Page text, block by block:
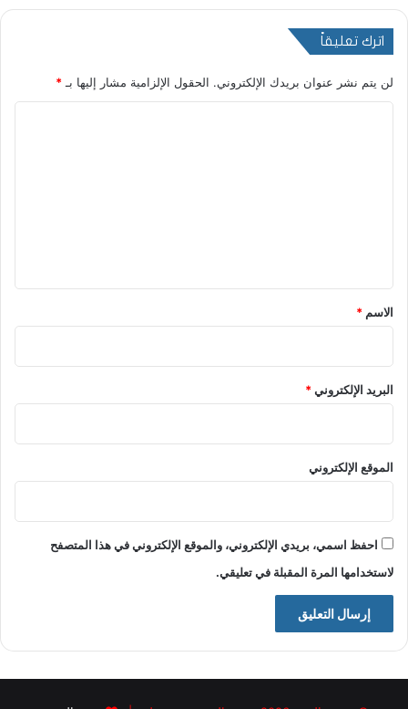
اترك تعليقاً
لن يتم نشر عنوان بريدك الإلكتروني. الحقول الإلزامية مشار إليها بـ*
*
الاسم *
البريد الإلكتروني*
الموقع الإلكتروني
احفظ اسمي، بريدي الإلكتروني، والموقع الإلكتروني في هذا المتصفح
لاستخدامها المرة المقبلة في تعليقي.